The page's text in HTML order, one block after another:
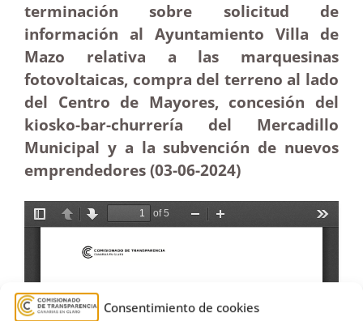
Consentimiento de cookies
terminación sobre solicitud de
información al Ayuntamiento Villa de
Mazo relativa a las marquesinas
fotovoltaicas, compra del terreno al lado
del Centro de Mayores, concesión del
kiosko-bar-churrería del Mercadillo
Municipal y a la subvención de nuevos
emprendedores (03-06-2024)